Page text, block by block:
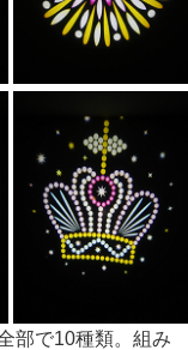
部で10種類。組み